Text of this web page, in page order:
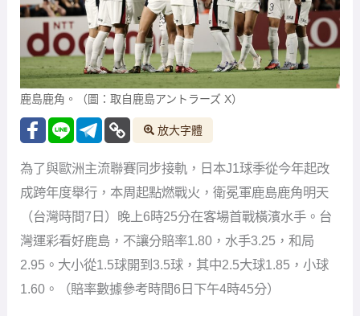
鹿島鹿角。（圖：取自鹿島アントラーズ X）
放大字體
為了與歐洲主流聯賽同步接軌，日本J1球季從今年起改
成跨年度舉行，本周起點燃戰火，衛冕軍鹿島鹿角明天
（台灣時間7日）晚上6時25分在客場首戰橫濱水手。台
灣運彩看好鹿島，不讓分賠率1.80，水手3.25，和局
2.95。大小從1.5球開到3.5球，其中2.5大球1.85，小球
1.60。（賠率數據參考時間6日下午4時45分）